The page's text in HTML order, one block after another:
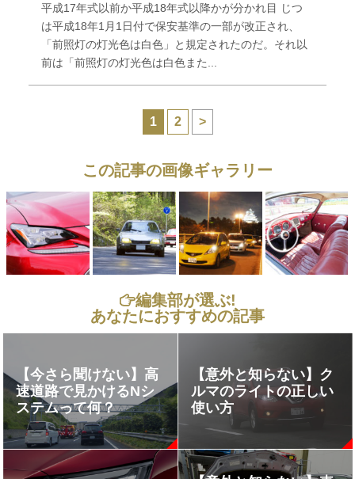
平成17年式以前か平成18年式以降かが分かれ目 じつ
は平成18年1月1日付で保安基準の一部が改正され、
「前照灯の灯光色は白色」と規定されたのだ。それ以
前は「前照灯の灯光色は白色また...
1 2 >
この記事の画像ギャラリー
編集部が選ぶ!
あなたにおすすめの記事
【今さら聞けない】高
速道路で見かけるNシ
ステムって何？
【意外と知らない】ク
ルマのライトの正しい
使い方